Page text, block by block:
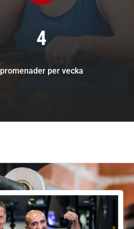
4
promenader per vecka